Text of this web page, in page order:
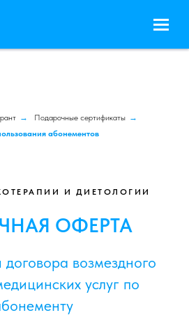
→ Подарочные сертификаты →
абонементов
И ДИЕТОЛОГИИ
ОФЕРТА
возмездного
услуг по